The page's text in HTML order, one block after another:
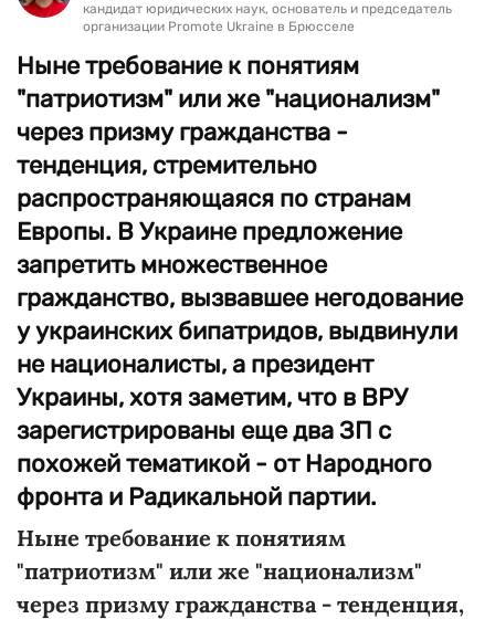
кандидат юридических наук, основатель и председатель
организации Promote Ukraine в Брюсселе
Ныне требование к понятиям
"патриотизм" или же "национализм"
через призму гражданства -
тенденция, стремительно
распространяющаяся по странам
Европы. В Украине предложение
запретить множественное
гражданство, вызвавшее негодование
у украинских бипатридов, выдвинули
не националисты, а президент
Украины, хотя заметим, что в ВРУ
зарегистрированы еще два ЗП с
похожей тематикой - от Народного
фронта и Радикальной партии.
Ныне требование к понятиям
"патриотизм" или же "национализм"
через призму гражданства - тенденция,